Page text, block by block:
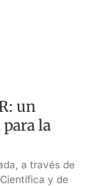
un
la
a través de
y de